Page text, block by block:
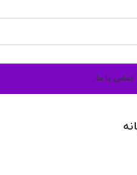
تماس با ما